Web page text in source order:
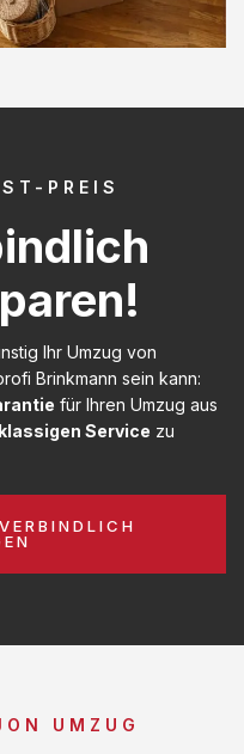
PREIS
Ihr Umzug von
Brinkmann sein kann:
für Ihren Umzug aus
Service zu
UMZUG